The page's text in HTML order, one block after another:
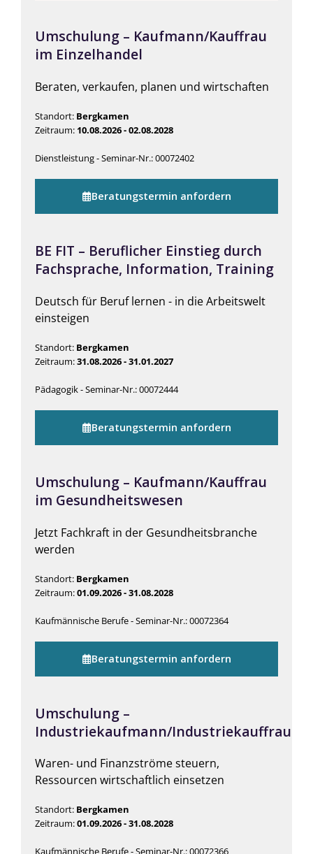
Umschulung – Kaufmann/Kauffrau
im Einzelhandel
Beraten, verkaufen, planen und wirtschaften
Standort: Bergkamen
Zeitraum: 10.08.2026 - 02.08.2028
Dienstleistung - Seminar-Nr.: 00072402
Beratungstermin anfordern
BE FIT – Beruflicher Einstieg durch
Fachsprache, Information, Training
Deutsch für Beruf lernen - in die Arbeitswelt
einsteigen
Standort: Bergkamen
Zeitraum:31.08.2026 - 31.01.2027
Pädagogik - Seminar-Nr.: 00072444
Beratungstermin anfordern
Umschulung – Kaufmann/Kauffrau
im Gesundheitswesen
Jetzt Fachkraft in der Gesundheitsbranche
werden
Standort: Bergkamen
Zeitraum:01.09.2026 - 31.08.2028
Kaufmännische Berufe - Seminar-Nr.: 00072364
Beratungstermin anfordern
Umschulung –
Industriekaufmann/Industriekauffrau
Waren- und Finanzströme steuern,
Ressourcen wirtschaftlich einsetzen
Standort: Bergkamen
Zeitraum:01.09.2026 - 31.08.2028